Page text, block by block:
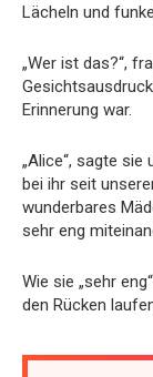
Lächeln und
„Wer ist das?“,
Erinnerung war.
„Alice“, sagte
bei ihr seit
wunderbares
sehr eng
Wie sie „sehr
den Rücken